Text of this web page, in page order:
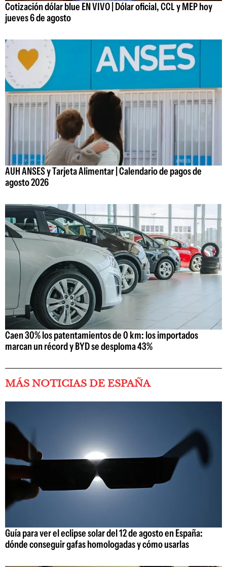
Cotización dólar blue EN VIVO | Dólar oficial, CCL y MEP hoy
jueves 6 de agosto
AUH ANSES y Tarjeta Alimentar | Calendario de pagos de
agosto 2026
Caen 30% los patentamientos de 0 km: los importados
marcan un récord y BYD se desploma 43%
MÁS NOTICIAS DE ESPAÑA
Guía para ver el eclipse solar del 12 de agosto en España:
dónde conseguir gafas homologadas y cómo usarlas